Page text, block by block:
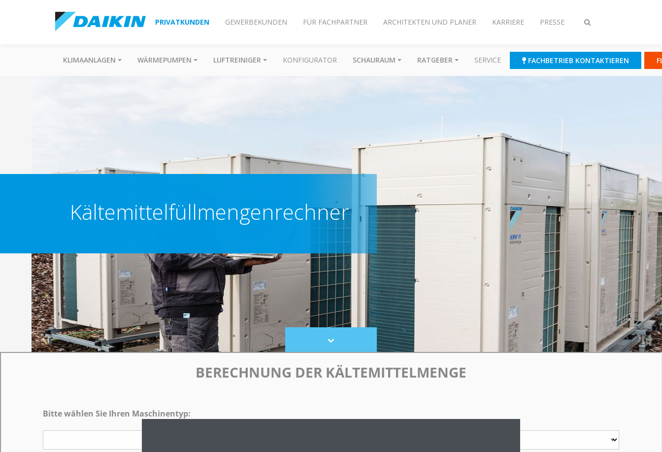
Suche
PRIVATKUNDEN GEWERBEKUNDEN FÜR FACHPARTNER ARCHITEKTEN UND PLANER KARRIERE PRESSE
KLIMAANLAGEN WÄRMEPUMPEN LUFTREINIGER KONFIGURATOR SCHAURAUM RATGEBER SERVICE FACHBETRIEB KONTAKTIEREN
Kältemittelfüllmengenrechner
Scroll
to